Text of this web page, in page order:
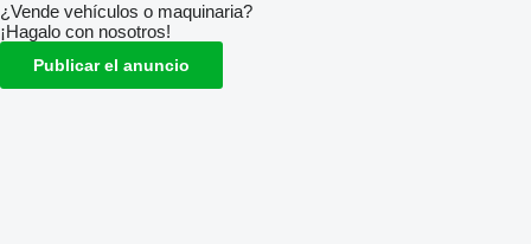
¿Vende vehículos o maquinaria?
¡Hagalo con nosotros!
Publicar el anuncio